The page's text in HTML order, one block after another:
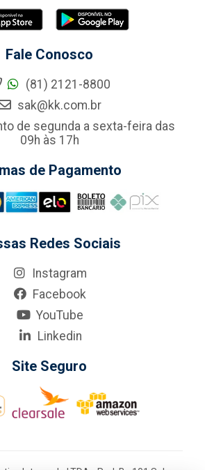
Fale Conosco
(81) 2121-8800
sak@kk.com.br
de segunda a sexta-feira das
09h às 17h
de Pagamento
Redes Sociais
Instagram
Facebook
YouTube
Linkedin
Site Seguro